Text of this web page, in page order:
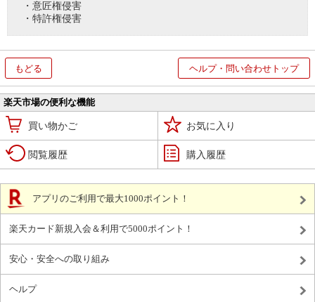
・意匠権侵害
・特許権侵害
もどる ヘルプ・問い合わせトップ
楽天市場の便利な機能
買い物かご お気に入り
閲覧履歴 購入履歴
アプリのご利用で最大1000ポイント！
楽天カード新規入会＆利用で5000ポイント！
安心・安全への取り組み
ヘルプ